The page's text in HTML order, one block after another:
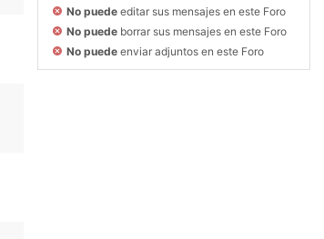
No puede editar sus mensajes en este Foro
No puede borrar sus mensajes en este Foro
No puede enviar adjuntos en este Foro